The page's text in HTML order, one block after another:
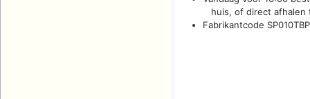
huis, of direct afhalen
Fabrikantcode